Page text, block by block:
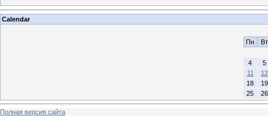
Calendar
Пн
Вт
4
5
11
12
18
19
25
26
Полная версия сайта